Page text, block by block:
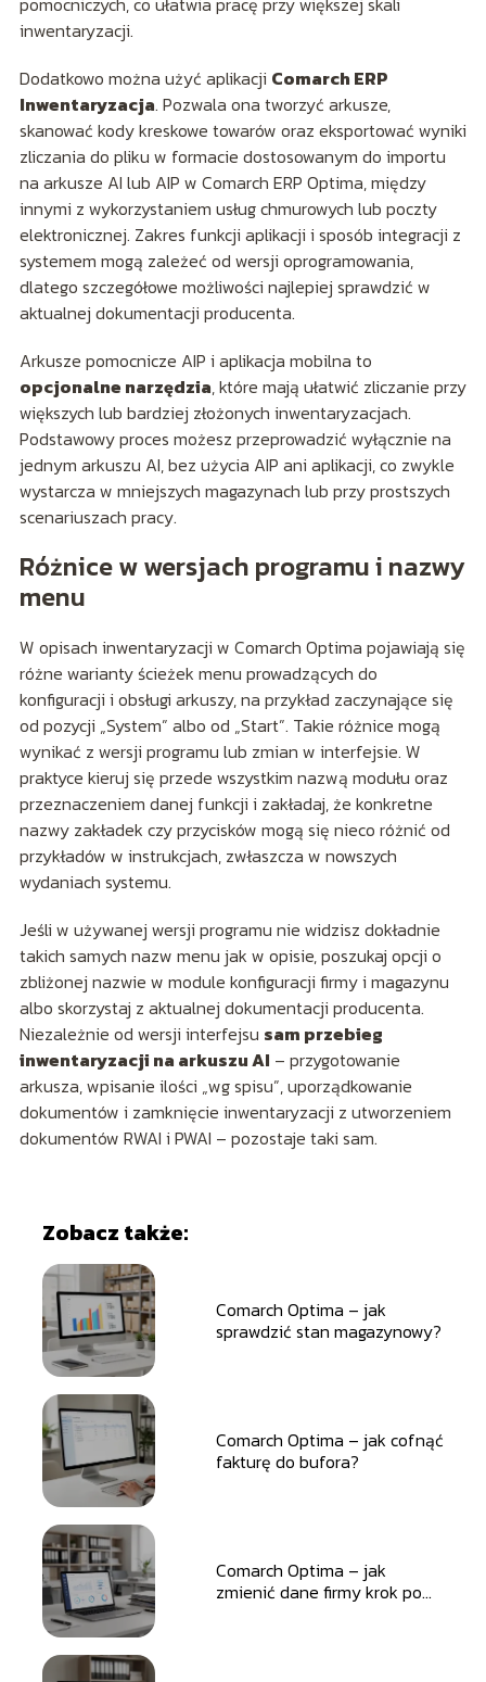
inwentaryzacji.
Dodatkowo można użyć aplikacji Comarch ERP
Inwentaryzacja. Pozwala ona tworzyć arkusze,
skanować kody kreskowe towarów oraz eksportować wyniki
zliczania do pliku w formacie dostosowanym do importu
na arkusze AI lub AIP w Comarch ERP Optima, między
innymi z wykorzystaniem usług chmurowych lub poczty
elektronicznej. Zakres funkcji aplikacji i sposób integracji z
systemem mogą zależeć od wersji oprogramowania,
dlatego szczegółowe możliwości najlepiej sprawdzić w
aktualnej dokumentacji producenta.
Arkusze pomocnicze AIP i aplikacja mobilna to
opcjonalne narzędzia, które mają ułatwić zliczanie przy
większych lub bardziej złożonych inwentaryzacjach.
Podstawowy proces możesz przeprowadzić wyłącznie na
jednym arkuszu AI, bez użycia AIP ani aplikacji, co zwykle
wystarcza w mniejszych magazynach lub przy prostszych
scenariuszach pracy.
Różnice w wersjach programu i nazwy
menu
W opisach inwentaryzacji w Comarch Optima pojawiają się
różne warianty ścieżek menu prowadzących do
konfiguracji i obsługi arkuszy, na przykład zaczynające się
od pozycji „System” albo od „Start”. Takie różnice mogą
wynikać z wersji programu lub zmian w interfejsie. W
praktyce kieruj się przede wszystkim nazwą modułu oraz
przeznaczeniem danej funkcji i zakładaj, że konkretne
nazwy zakładek czy przycisków mogą się nieco różnić od
przykładów w instrukcjach, zwłaszcza w nowszych
wydaniach systemu.
Jeśli w używanej wersji programu nie widzisz dokładnie
takich samych nazw menu jak w opisie, poszukaj opcji o
zbliżonej nazwie w module konfiguracji firmy i magazynu
albo skorzystaj z aktualnej dokumentacji producenta.
Niezależnie od wersji interfejsu sam przebieg
inwentaryzacji na arkuszu AI – przygotowanie
arkusza, wpisanie ilości „wg spisu”, uporządkowanie
dokumentów i zamknięcie inwentaryzacji z utworzeniem
dokumentów RWAI i PWAI – pozostaje taki sam.
Zobacz także:
Comarch Optima – jak
sprawdzić stan magazynowy?
Comarch Optima – jak cofnąć
fakturę do bufora?
Comarch Optima – jak
zmienić dane firmy krok po